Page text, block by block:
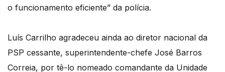
o funcionamento eficiente” da polícia.
Luís Carrilho agradeceu ainda ao diretor nacional da
PSP cessante, superintendente-chefe José Barros
Correia, por tê-lo nomeado comandante da Unidade